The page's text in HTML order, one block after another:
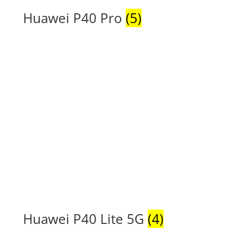
Huawei P40 Pro (5)
Huawei P40 Lite 5G (4)